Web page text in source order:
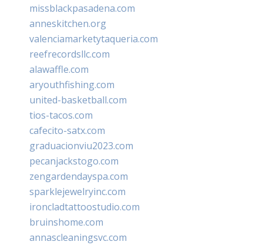
missblackpasadena.com
anneskitchen.org
valenciamarketytaqueria.com
reefrecordsllc.com
alawaffle.com
aryouthfishing.com
united-basketball.com
tios-tacos.com
cafecito-satx.com
graduacionviu2023.com
pecanjackstogo.com
zengardendayspa.com
sparklejewelryinc.com
ironcladtattoostudio.com
bruinshome.com
annascleaningsvc.com